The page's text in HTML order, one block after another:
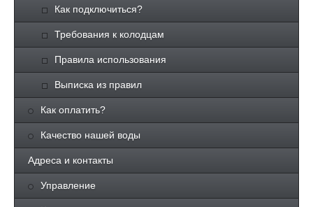
Как подключиться?
Требования к колодцам
Правила использования
Выписка из правил
Как оплатить?
Качество нашей воды
Адреса и контакты
Управление